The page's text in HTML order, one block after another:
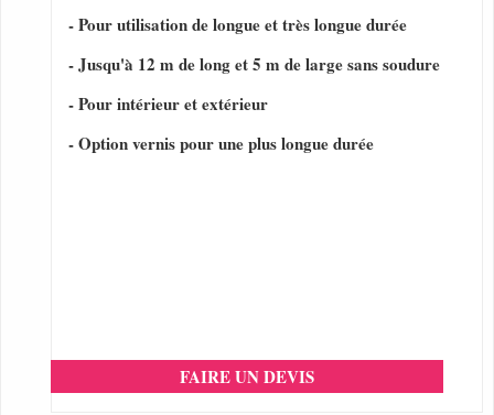
- Pour utilisation de longue et très longue durée
- Jusqu'à 12 m de long et 5 m de large sans soudure
- Pour intérieur et extérieur
- Option vernis pour une plus longue durée
FAIRE UN DEVIS